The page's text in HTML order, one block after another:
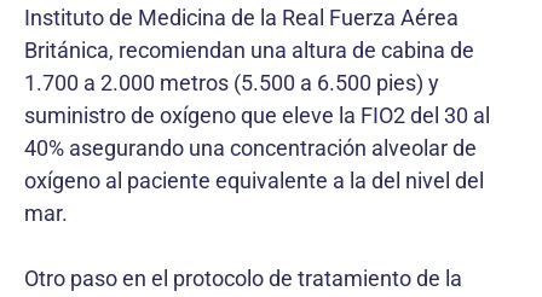
Instituto de Medicina de la Real Fuerza Aérea
Británica, recomiendan una altura de cabina de
1.700 a 2.000 metros (5.500 a 6.500 pies) y
suministro de oxígeno que eleve la FIO2 del 30 al
40% asegurando una concentración alveolar de
oxígeno al paciente equivalente a la del nivel del
mar.
Otro paso en el protocolo de tratamiento de la